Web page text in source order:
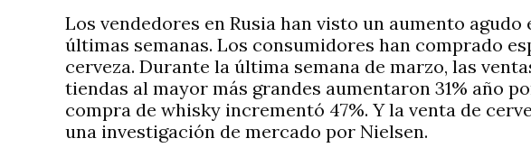
Los vendedores en Rusia han visto un aumento
últimas semanas. Los consumidores han comprado
cerveza. Durante la última semana de marzo, las
tiendas al mayor más grandes aumentaron 31% año
compra de whisky incrementó 47%. Y la venta de
una investigación de mercado por Nielsen.